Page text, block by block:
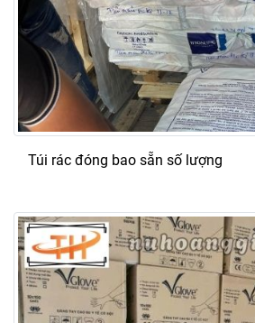
Túi rác đóng bao sẵn số lượng